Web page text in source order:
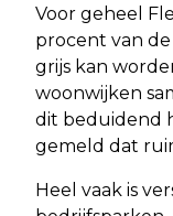
Voor geheel
procent van
grijs kan
woonwijken
dit beduidend
gemeld dat
Heel vaak is